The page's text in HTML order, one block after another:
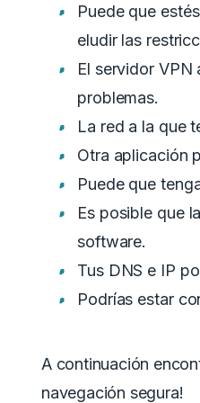
Puede que
eludir las
El servidor
problemas.
La red a la que
Otra aplicación
Puede que
Es posible que
software.
Tus DNS e IP
Podrías estar
A continuación
navegación segura!